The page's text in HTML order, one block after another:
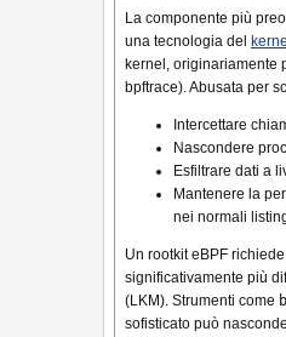
La componente più
una tecnologia del
kernel, originariamente
bpftrace). Abusata per
Intercettare
Nascondere
Esfiltrare dati a
Mantenere la
nei normali
Un rootkit eBPF
significativamente più
(LKM). Strumenti come
sofisticato può